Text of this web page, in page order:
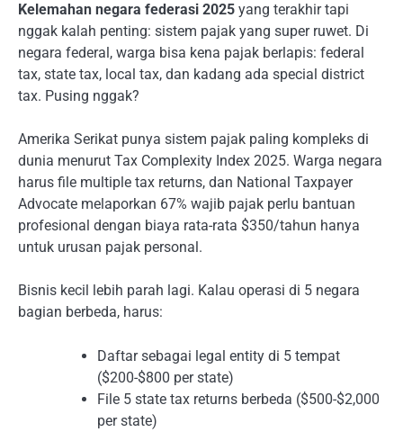
Kelemahan negara federasi 2025 yang terakhir tapi
nggak kalah penting: sistem pajak yang super ruwet. Di
negara federal, warga bisa kena pajak berlapis: federal
tax, state tax, local tax, dan kadang ada special district
tax. Pusing nggak?
Amerika Serikat punya sistem pajak paling kompleks di
dunia menurut Tax Complexity Index 2025. Warga negara
harus file multiple tax returns, dan National Taxpayer
Advocate melaporkan 67% wajib pajak perlu bantuan
profesional dengan biaya rata-rata $350/tahun hanya
untuk urusan pajak personal.
Bisnis kecil lebih parah lagi. Kalau operasi di 5 negara
bagian berbeda, harus:
Daftar sebagai legal entity di 5 tempat
($200-$800 per state)
File 5 state tax returns berbeda ($500-$2,000
per state)